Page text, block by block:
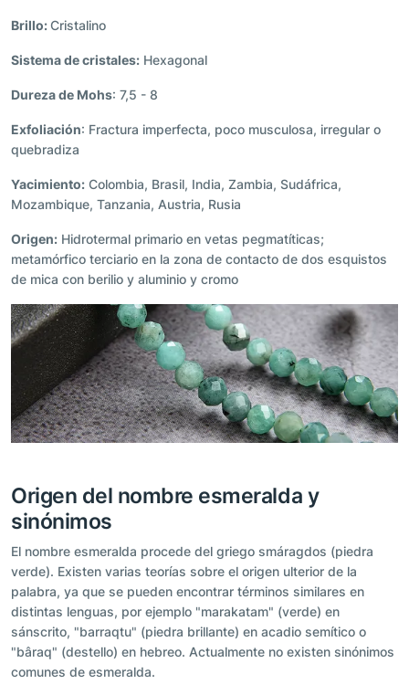
Brillo:Cristalino
Sistema de cristales: Hexagonal
Dureza de Mohs: 7,5 - 8
Exfoliación: Fractura imperfecta, poco musculosa, irregular o
quebradiza
Yacimiento: Colombia, Brasil, India, Zambia, Sudáfrica,
Mozambique, Tanzania, Austria, Rusia
Origen: Hidrotermal primario en vetas pegmatíticas;
metamórfico terciario en la zona de contacto de dos esquistos
de mica con berilio y aluminio y cromo
Origen del nombre esmeralda y
sinónimos
El nombre esmeralda procede del griego smáragdos (piedra
verde). Existen varias teorías sobre el origen ulterior de la
palabra, ya que se pueden encontrar términos similares en
distintas lenguas, por ejemplo "marakatam" (verde) en
sánscrito, "barraqtu" (piedra brillante) en acadio semítico o
"bâraq" (destello) en hebreo. Actualmente no existen sinónimos
comunes de esmeralda.